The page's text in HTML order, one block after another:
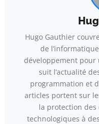
Hugo Gauthier
de
développement pour
suit l’actualité
programmation et
articles portent sur
la protection des
technologiques à